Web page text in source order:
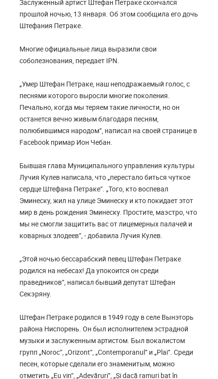
Заслуженный артист Штефан Петраке скончался
прошлой ночью, 13 января. Об этом сообщила его дочь
Штефания Петраке.
Многие официальные лица выразили свои
соболезнования, передает IPN.
„Умер Штефан Петраке, наш неподражаемый голос, с
песнями которого выросли многие поколения.
Печально, когда мы теряем такие личности, но он
останется вечно живым благодаря песням,
полюбившимся народом”, написал на своей странице в
Facebook примар Ион Чебан.
Бывшая глава Муниципального управления культуры
Лучия Кулев написала, что „перестало биться чуткое
сердце Штефана Петраке”. „Того, кто воспевал
Эминеску, жил на улице Эминеску и кто покидает этот
мир в день рождения Эминеску. Простите, маэстро, что
мы не смогли защитить вас от лицемерных палачей и
коварных злодеев”, - добавила Лучия Кулев.
„Этой ночью бессарабский певец Штефан Петраке
родился на небесах! Да упокоится он среди
праведников”, написал бывший депутат Штефан
Секэряну.
Штефан Петраке родился в 1949 году в селе Вынэторь
района Ниспорень. Он был исполнителем эстрадной
музыки и заслуженным артистом. Был вокалистом
групп „Noroc”, „Orizont”, „Contemporanul” и „Plai”. Среди
песен, которые сделали его знаменитым, можно
отметить „Eu vin”, „Adevăruri”, „Și dacă ramuri bat în